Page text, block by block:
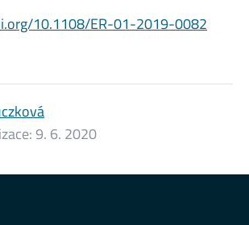
10.1108/ER-01-2019-0082
9. 6. 2020